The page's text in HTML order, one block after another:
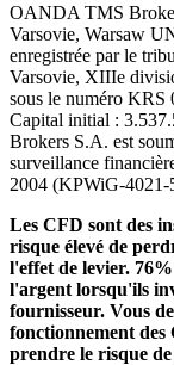
OANDA TMS
Varsovie, Warsaw
enregistrée par le
Varsovie, XIIIe
sous le numéro KRS
Capital initial :
Brokers S.A. est
surveillance
2004 (KPWiG-4021-
Les CFD sont des
risque élevé de
l'effet de levier.
l'argent lorsqu'ils
fournisseur. Vous
fonctionnement des
prendre le risque